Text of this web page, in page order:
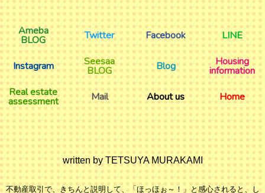
Ameba
BLOG Twitter Facebook LINE
Instagram Seesaa
BLOG Blog Housing
information
Real estate
assessment Mail About us Home
written by TETSUYA MURAKAMI
不動産取引で、きちんと説明して、「ほっほぉ～！」と感心されると、し